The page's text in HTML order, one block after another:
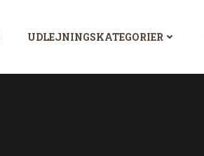
UDLEJNINGSKATEGORIER